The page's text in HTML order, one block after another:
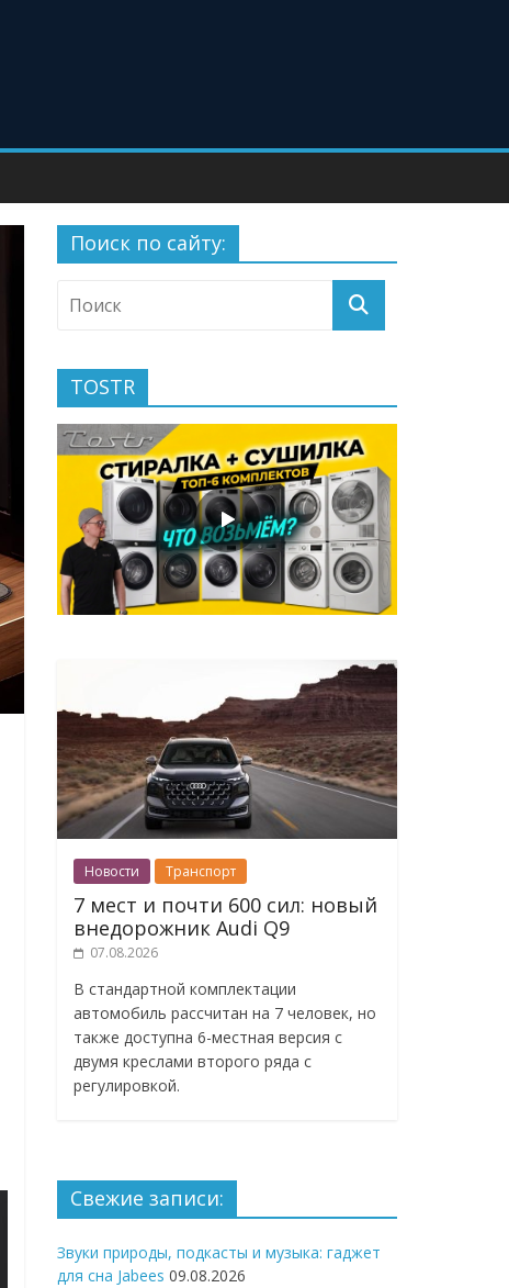
Поиск по сайту:
TOSTR
Новости Транспорт
7 мест и почти 600 сил: новый
внедорожник Audi Q9
07.08.2026
В стандартной комплектации
автомобиль рассчитан на 7 человек, но
также доступна 6-местная версия с
двумя креслами второго ряда с
регулировкой.
Свежие записи:
Звуки природы, подкасты и музыка: гаджет
для сна Jabees 09.08.2026